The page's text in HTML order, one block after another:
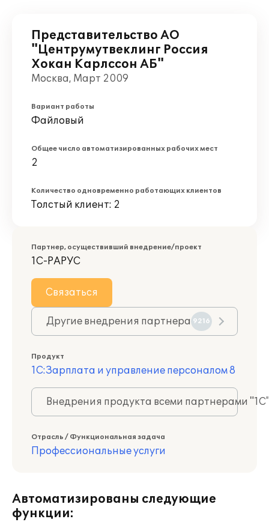
Представительство АО
"Центрумутвеклинг Россия
Хокан Карлссон АБ"
Москва, Март 2009
Вариант работы
Файловый
Общее число автоматизированных рабочих мест
2
Количество одновременно работающих клиентов
Толстый клиент: 2
Партнер, осуществивший внедрение/проект
1С-РАРУС
Связаться
Другие внедрения партнера 9216
Продукт
1С:Зарплата и управление персоналом 8
Внедрения продукта всеми партнерами
Отрасль / Функциональная задача
Профессиональные услуги
Автоматизированы следующие
функции: